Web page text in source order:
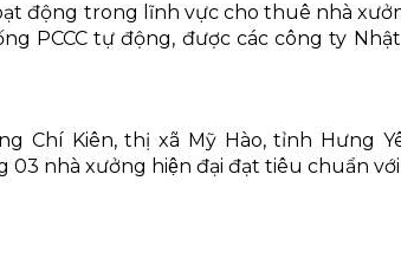
động trong lĩnh vực cho thuê nhà
PCCC tự động, được các công ty
Chí Kiên, thị xã Mỹ Hào, tỉnh Hưng
03 nhà xưởng hiện đại đạt tiêu chuẩn